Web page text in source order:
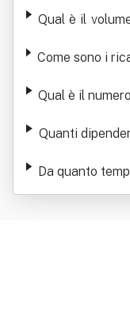
Qual è il
Come sono i
Qual è il
Quanti
Da quanto
i Bormio Srl